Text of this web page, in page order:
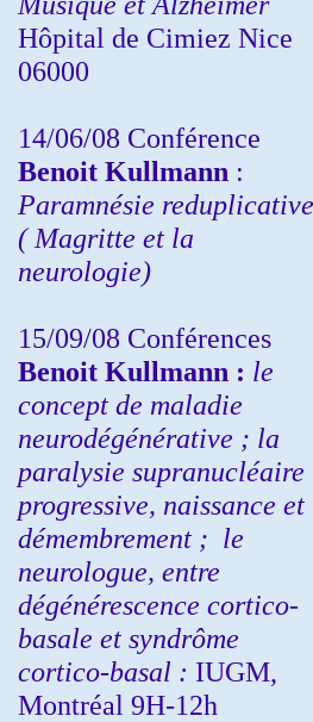
Hôpital de Cimiez Nice
06000
14/06/08 Conférence
Benoit Kullmann :
Paramnésie reduplicative
( Magritte et la
neurologie)
15/09/08 Conférences
Benoit Kullmann : le
concept de maladie
neurodégénérative ; la
paralysie supranucléaire
progressive, naissance et
démembrement ; le
neurologue, entre
dégénérescence cortico-
basale et syndrôme
cortico-basal : IUGM,
Montréal 9H-12h